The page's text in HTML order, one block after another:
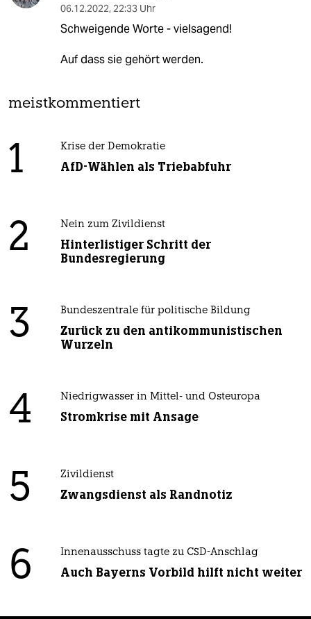
06.12.2022, 22:33 Uhr
Schweigende Worte - vielsagend!
Auf dass sie gehört werden.
meistkommentiert
1 Krise der Demokratie
AfD-Wählen als Triebabfuhr
2 Nein zum Zivildienst
Hinterlistiger Schritt der
Bundesregierung
3 Bundeszentrale für politische Bildung
Zurück zu den antikommunistischen
Wurzeln
4 Niedrigwasser in Mittel- und Osteuropa
Stromkrise mit Ansage
5 Zivildienst
Zwangsdienst als Randnotiz
6 Innenausschuss tagte zu CSD-Anschlag
Auch Bayerns Vorbild hilft nicht weiter